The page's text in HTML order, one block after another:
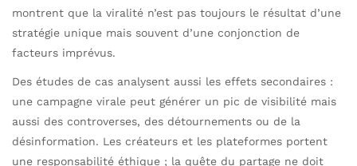
montrent que la viralité n’est pas toujours le résultat d’une
stratégie unique mais souvent d’une conjonction de
facteurs imprévus.
Des études de cas analysent aussi les effets secondaires :
une campagne virale peut générer un pic de visibilité mais
aussi des controverses, des détournements ou de la
désinformation. Les créateurs et les plateformes portent
une responsabilité éthique ; la quête du partage ne doit